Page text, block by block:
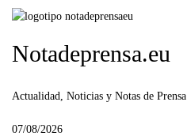
Notadeprensa.eu
Actualidad, Noticias y Notas de Prensa
07/08/2026